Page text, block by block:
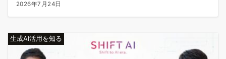
2026年7月24日
生成AI活用を知る